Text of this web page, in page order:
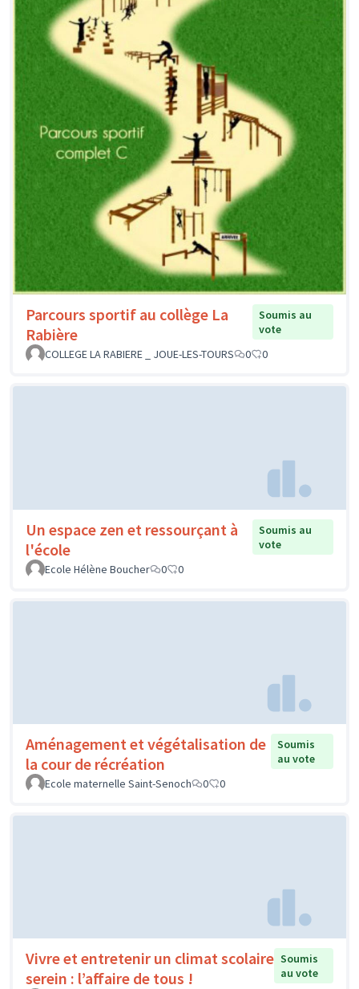
Parcours sportif au collège La
Rabière
Soumis au
vote
COLLEGE LA RABIERE _ JOUE-LES-TOURS
0 0
Un espace zen et ressourçant à
l'école
Soumis au
vote
Ecole Hélène Boucher
0 0
Aménagement et végétalisation de
la cour de récréation
Soumis
au vote
Ecole maternelle Saint-Senoch
0 0
Vivre et entretenir un climat scolaire
serein : l’affaire de tous !
Soumis
au vote